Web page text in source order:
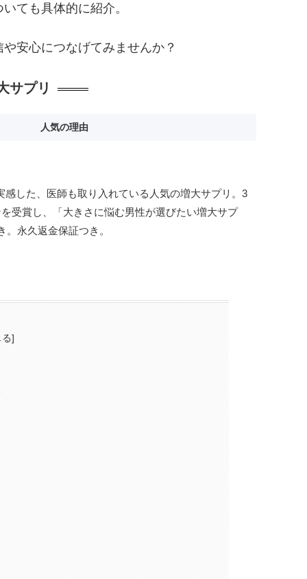
ても具体的に紹介。
安心につなげてみませんか？
サプリ
人気の理由
感した、医師も取り入れている人気の増大サプリ。3
受賞し、「大きさに悩む男性が選びたい増大サプ
永久返金保証つき。